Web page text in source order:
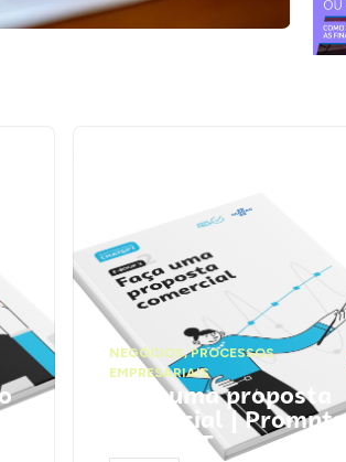
NEGÓCIOS,PROCESSOS
EMPRESARIAIS
Faça uma proposta
comercial | Prompts
ChatGPT